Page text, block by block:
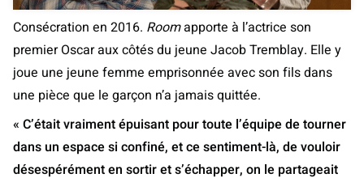
Consécration en 2016. Roomapporte à l’actrice son
premier Oscar aux côtés du jeune Jacob Tremblay. Elle y
joue une jeune femme emprisonnée avec son fils dans
une pièce que le garçon n’a jamais quittée.
« C’était vraiment épuisant pour toute l’équipe de tourner
dans un espace si confiné, et ce sentiment-là, de vouloir
désespérément en sortir et s’échapper, on le partageait